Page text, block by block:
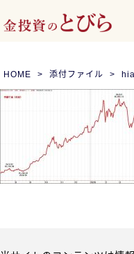
HOME 添付ファイル